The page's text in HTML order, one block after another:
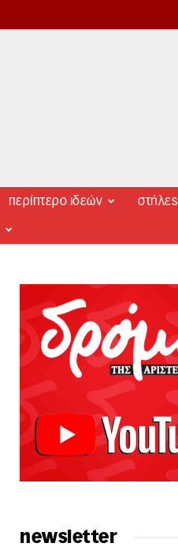
περίπτερο ιδεών στήλες
newsletter